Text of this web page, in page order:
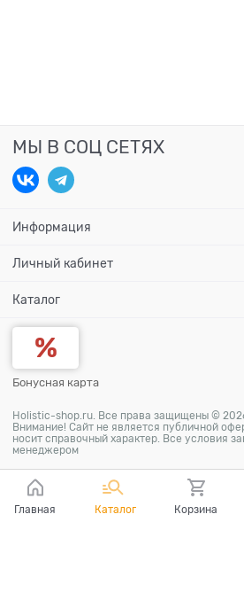
МЫ В СОЦ СЕТЯХ
Информация
Личный кабинет
Каталог
Бонусная карта
Holistic-shop.ru. Все права защищены ©
Внимание! Сайт не является публичной
носит справочный характер. Все условия
менеджером
Главная Каталог Корзина